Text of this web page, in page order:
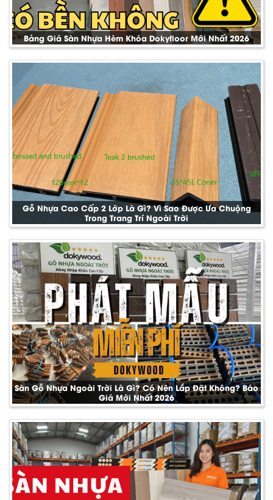
Bảng Giá Sàn Nhựa Hèm Khóa Dokyfloor Mới Nhất 2026
Gỗ Nhựa Cao Cấp 2 Lớp Là Gì? Vì Sao Được Ưa Chuộng
Trong Trang Trí Ngoài Trời
Sàn Gỗ Nhựa Ngoài Trời Là Gì? Có Nên Lắp Đặt Không? Báo
Giá Mới Nhất 2026